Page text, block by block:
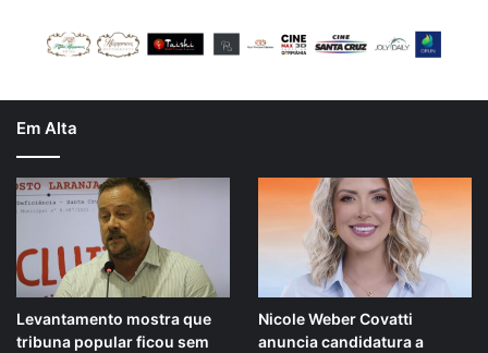
Em Alta
Levantamento mostra que
tribuna popular ficou sem
Nicole Weber Covatti
anuncia candidatura a